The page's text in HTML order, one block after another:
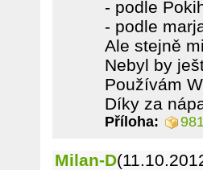
- podle
- podle
Ale stejně
Nebyl by
Používám
Díky za
Příloha:
Milan-D